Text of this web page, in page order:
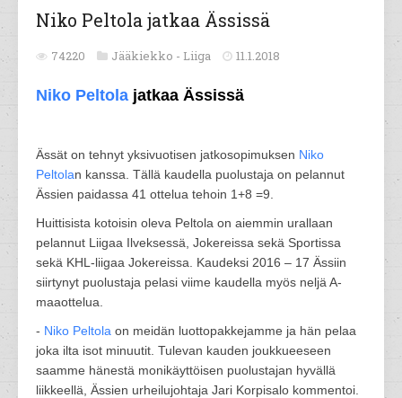
Niko Peltola jatkaa Ässissä
74220 Jääkiekko - Liiga 11.1.2018
Niko Peltola jatkaa Ässissä
Ässät on tehnyt yksivuotisen jatkosopimuksen Niko
Peltolan kanssa. Tällä kaudella puolustaja on pelannut
Ässien paidassa 41 ottelua tehoin 1+8 =9.
Huittisista kotoisin oleva Peltola on aiemmin urallaan
pelannut Liigaa Ilveksessä, Jokereissa sekä Sportissa
sekä KHL-liigaa Jokereissa. Kaudeksi 2016 – 17 Ässiin
siirtynyt puolustaja pelasi viime kaudella myös neljä A-
maaottelua.
- Niko Peltola on meidän luottopakkejamme ja hän pelaa
joka ilta isot minuutit. Tulevan kauden joukkueeseen
saamme hänestä monikäyttöisen puolustajan hyvällä
liikkeellä, Ässien urheilujohtaja Jari Korpisalo kommentoi.